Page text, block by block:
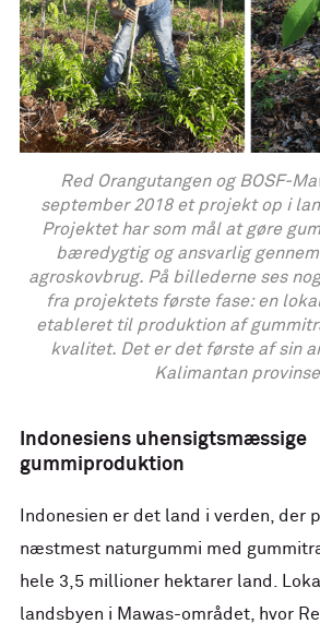
Red Orangutangen og BOSF-
september 2018 et projekt op i
Projektet har som mål at gøre
bæredygtig og ansvarlig
agroskovbrug. På billederne ses
fra projektets første fase: en
etableret til produktion af
kvalitet. Det er det første af sin
Kalimantan
Indonesiens uhensigtsmæssige
gummiproduktion
Indonesien er det land i verden, der
næstmest naturgummi med
hele 3,5 millioner hektarer land.
landsbyen i Mawas-området, hvor